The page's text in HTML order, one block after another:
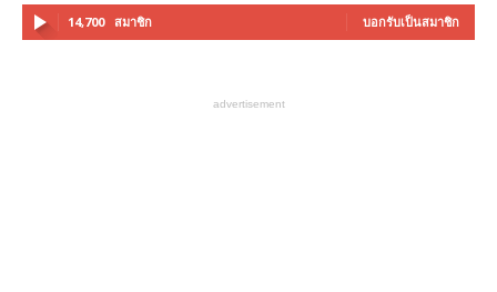
14,700 สมาชิก บอกรับเป็นสมาชิก
advertisement